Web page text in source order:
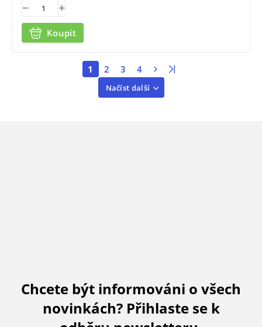
Koupit
Načíst další
1 2 3 4
Chcete být informováni o všech
novinkách? Přihlaste se k